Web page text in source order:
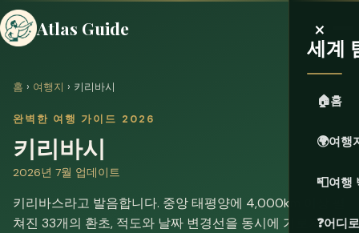
Atlas Guide ×
세계
🏠홈
🌍여행
📮여행
❓어디
홈 › 여행지 › 키리바시
완벽한 여행 가이드 2026
키리바시
2026년 7월 업데이트
키리바스라고 발음합니다. 중앙 태평양에 4,000km 이상 펼
쳐진 33개의 환초, 적도와 날짜 변경선을 동시에 가로지릅